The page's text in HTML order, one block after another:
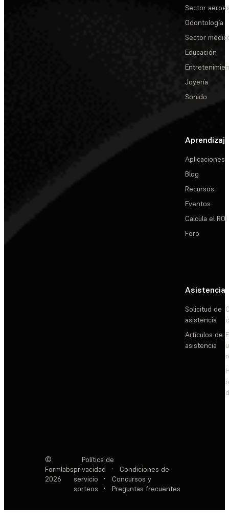
Sector
Odontología
Sector
Educación
Joyería
Sonido
Aprendizaje
Aplicaciones
Blog
Recursos
Eventos
Calcula el ROI
Foro
Asistencia
Solicitud de
asistencia
Artículos de
asistencia
©
Formlabs
2026
Política de
privacidad
·
Condiciones de
servicio
·
Concursos y
sorteos
· Preguntas frecuentes